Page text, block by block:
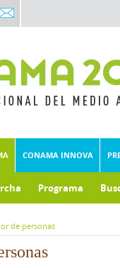
CONAMA INNOVA
Programa
de personas